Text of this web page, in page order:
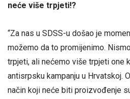
neće više trpjeti!?
“Za nas u SDSS-u došao je
možemo da to promijenimo.
trpjeti, ali nećemo više trpjeti one
antisrpsku kampanju u Hrvatskoj.
način koji neće biti proizvođenje